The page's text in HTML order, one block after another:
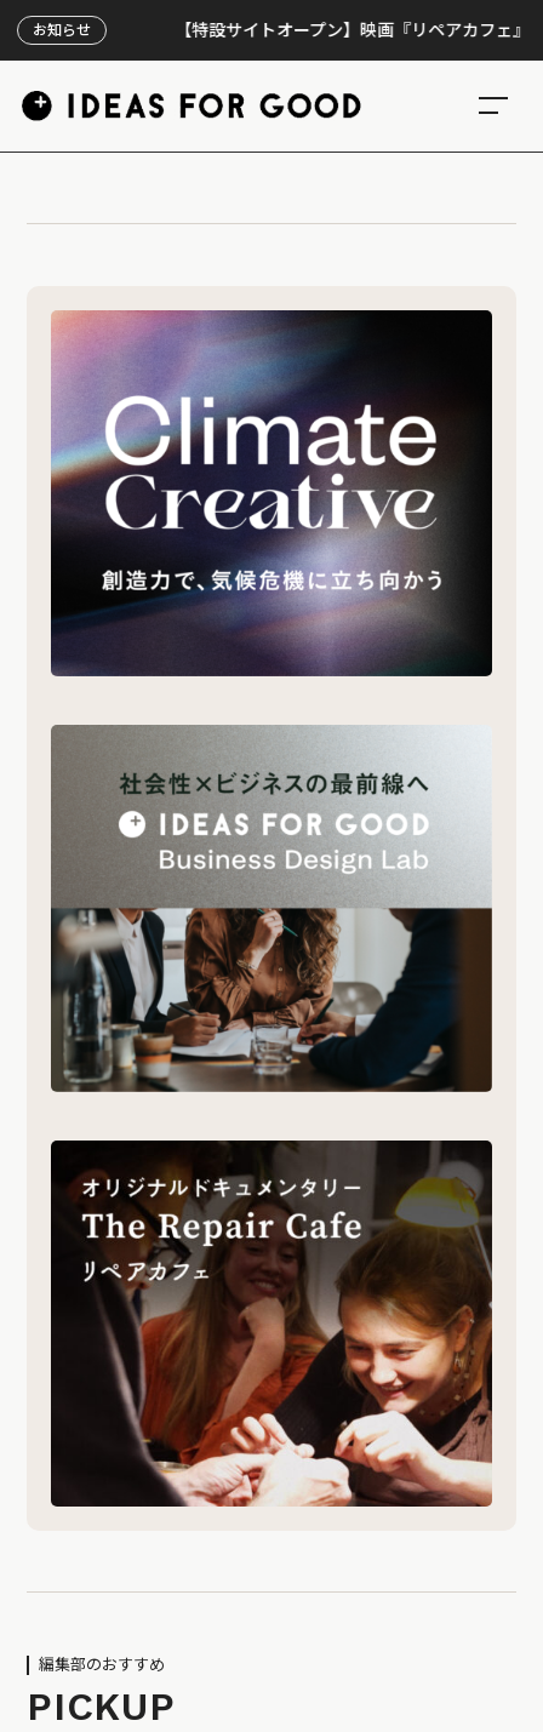
お知らせ 【特設サイトオープン】映画『リペアカフェ』、上
編集部のおすすめ
PICKUP